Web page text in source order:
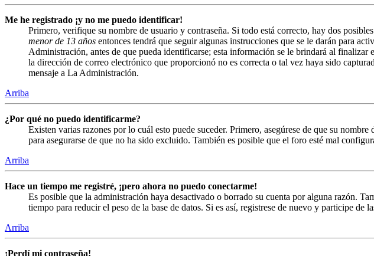
Me he registrado ¡y no me puedo identificar!
Primero, verifique su nombre de usuario y contraseña. Si todo está correcto, hay dos
menor de 13 años entonces tendrá que seguir algunas instrucciones que se le darán para
Administración, antes de que pueda identificarse; esta información se le brindará al
la dirección de correo electrónico que proporcionó no es correcta o tal vez haya sido
mensaje a La Administración.
Arriba
¿Por qué no puedo identificarme?
Existen varias razones por lo cuál esto puede suceder. Primero, asegúrese de que su
para asegurarse de que no ha sido excluido. También es posible que el foro esté mal
Arriba
Hace un tiempo me registré, ¡pero ahora no puedo conectarme!
Es posible que la administración haya desactivado o borrado su cuenta por alguna razón.
tiempo para reducir el peso de la base de datos. Si es así, registrese de nuevo y participe de
Arriba
¡Perdí mi contraseña!